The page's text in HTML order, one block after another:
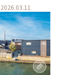
2026.03.11